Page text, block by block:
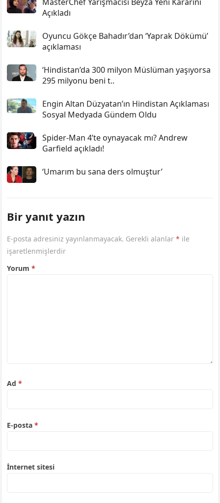
Açıkladı
Oyuncu Gökçe Bahadır’dan ‘Yaprak Dökümü’
açıklaması
‘Hindistan’da 300 milyon Müslüman yaşıyorsa
295 milyonu beni t..
Engin Altan Düzyatan’ın Hindistan Açıklaması
Sosyal Medyada Gündem Oldu
Spider-Man 4’te oynayacak mı? Andrew
Garfield açıkladı!
‘Umarım bu sana ders olmuştur’
Bir yanıt yazın
E-posta adresiniz yayınlanmayacak. Gerekli alanlar* ile
işaretlenmişlerdir
Yorum*
Ad*
E-posta*
İnternet sitesi